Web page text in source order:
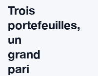
Trois
portefeuilles,
un
grand
pari